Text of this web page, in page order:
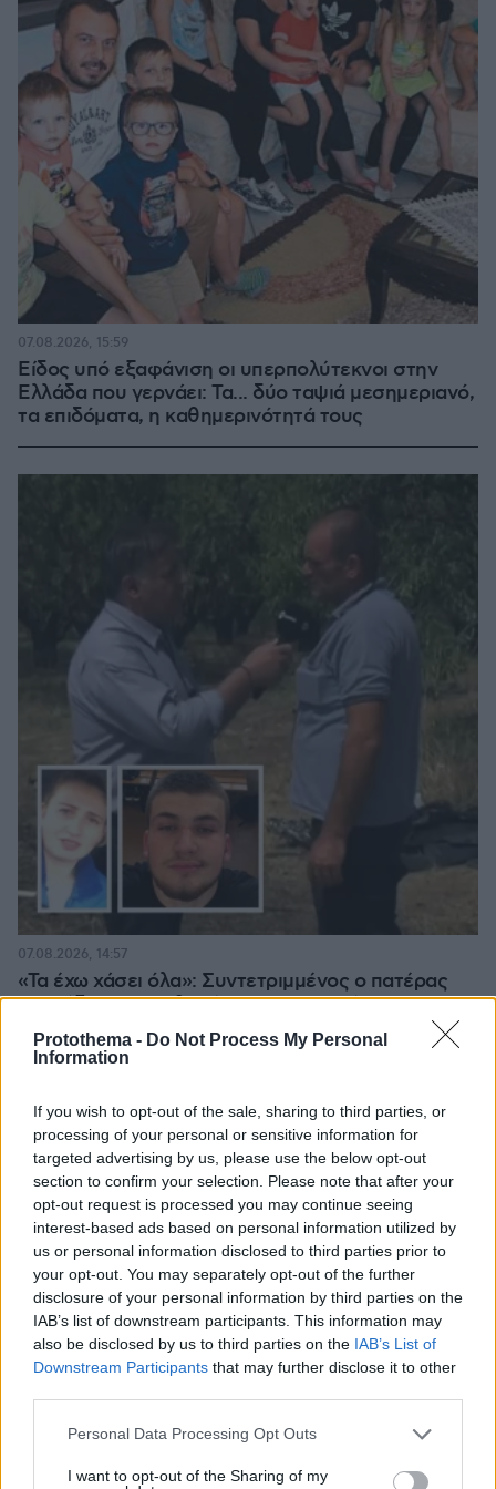
Protothema - Do Not Process My Personal
Information
If you wish to opt-out of the sale, sharing to third parties, or
processing of your personal or sensitive information for
targeted advertising by us, please use the below opt-out
section to confirm your selection. Please note that after your
opt-out request is processed you may continue seeing
interest-based ads based on personal information utilized by
us or personal information disclosed to third parties prior to
your opt-out. You may separately opt-out of the further
disclosure of your personal information by third parties on the
IAB’s list of downstream participants. This information may
also be disclosed by us to third parties on the IAB’s List of
Downstream Participants that may further disclose it to other
Please note that this website/app uses one or more Google
not limited to your visit or usage behaviour. You may click to
Personal Data Processing Opt Outs
I want to opt-out of the Sharing of my
Είδος υπό εξαφάνιση οι υπερπολύτεκνοι στην
Ελλάδα που γερνάει: Τα... δύο ταψιά μεσημεριανό,
τα επιδόματα, η καθημερινότητά τους
07.08.2026, 15:59
«Τα έχω χάσει όλα»: Συντετριμμένος ο πατέρας
και σύζυγος των θυμάτων στο τροχαίο στις
Σέρρες
07.08.2026, 14:57